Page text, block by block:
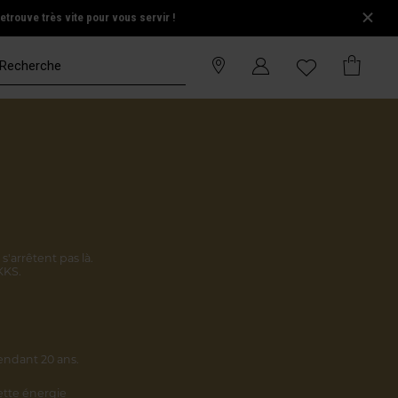
très vite pour vous servir !
pas là.
20 ans.
énergie